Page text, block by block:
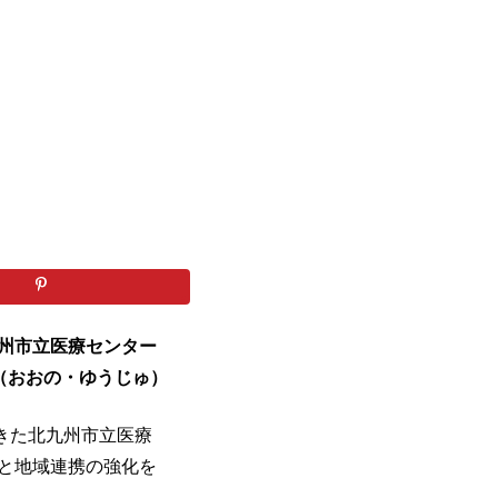
市立医療センター
おの・ゆうじゅ）
た北九州市立医療
地域連携の強化を